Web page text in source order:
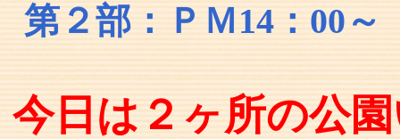
第２部：ＰＭ14：00
今日は２ヶ所の公